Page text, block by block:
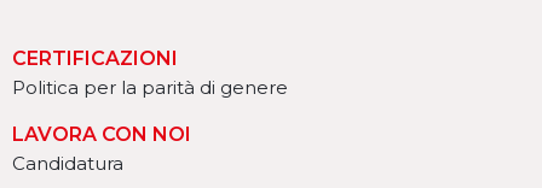
CERTIFICAZIONI
Politica per la parità di genere
LAVORA CON NOI
Candidatura